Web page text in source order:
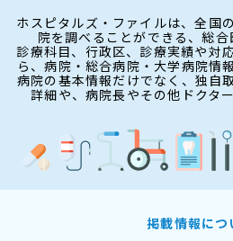
ホスピタルズ・ファイルは、全国
院を調べることができる、総合
診療科目、行政区、診療実績や対
ら、病院・総合病院・大学病院情
病院の基本情報だけでなく、独自
詳細や、病院長やその他ドクタ
掲載情報につ